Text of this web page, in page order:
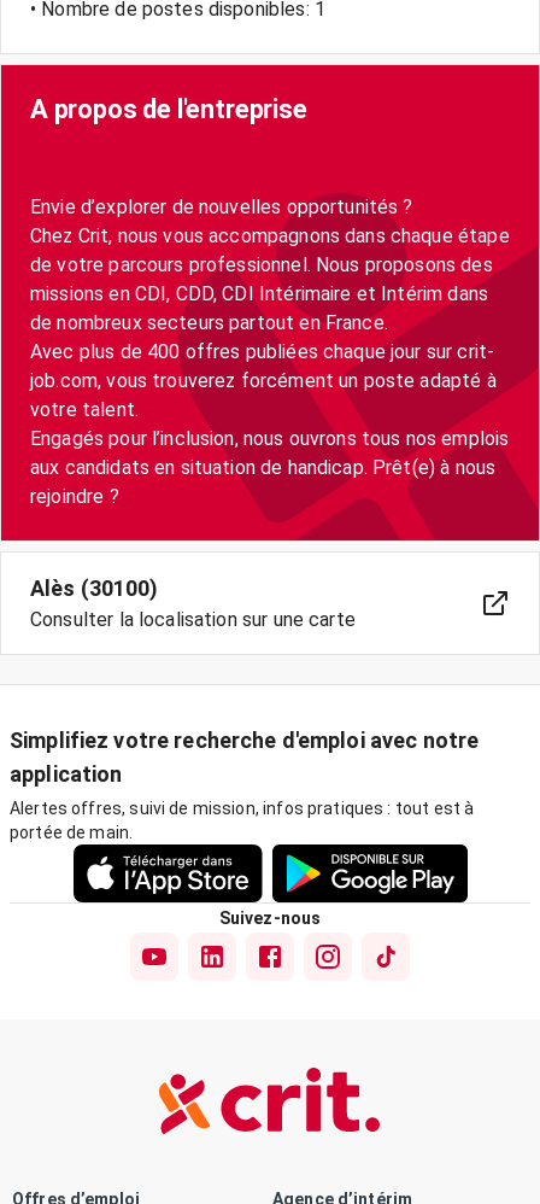
• Nombre de postes disponibles: 1
A propos de l'entreprise
Envie d’explorer de nouvelles opportunités ?
Chez Crit, nous vous accompagnons dans chaque étape
de votre parcours professionnel. Nous proposons des
missions en CDI, CDD, CDI Intérimaire et Intérim dans
de nombreux secteurs partout en France.
Avec plus de 400 offres publiées chaque jour sur crit-
job.com, vous trouverez forcément un poste adapté à
votre talent.
Engagés pour l’inclusion, nous ouvrons tous nos emplois
aux candidats en situation de handicap. Prêt(e) à nous
Alès (30100)
Consulter la localisation sur une carte
Simplifiez votre recherche d'emploi avec notre
application
Alertes offres, suivi de mission, infos pratiques : tout est à
portée de main.
Suivez-nous
Offres d’emploi Agence d’intérim